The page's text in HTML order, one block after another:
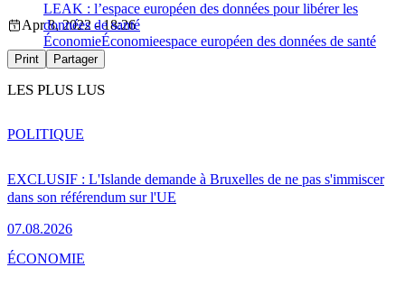
LEAK : l’espace européen des données pour libérer les
données de santé
Apr 8, 2022 - 18:26
ÉconomieÉconomieespace européen des données de santé
Print Partager
LES PLUS LUS
EXCLUSIF : L'Islande demande à Bruxelles de ne pas s'immiscer
dans son référendum sur l'UE
07.08.2026
POLITIQUE
ÉCONOMIE